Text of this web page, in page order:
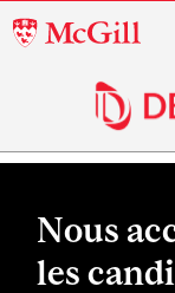
McGill
Main
Nous
les